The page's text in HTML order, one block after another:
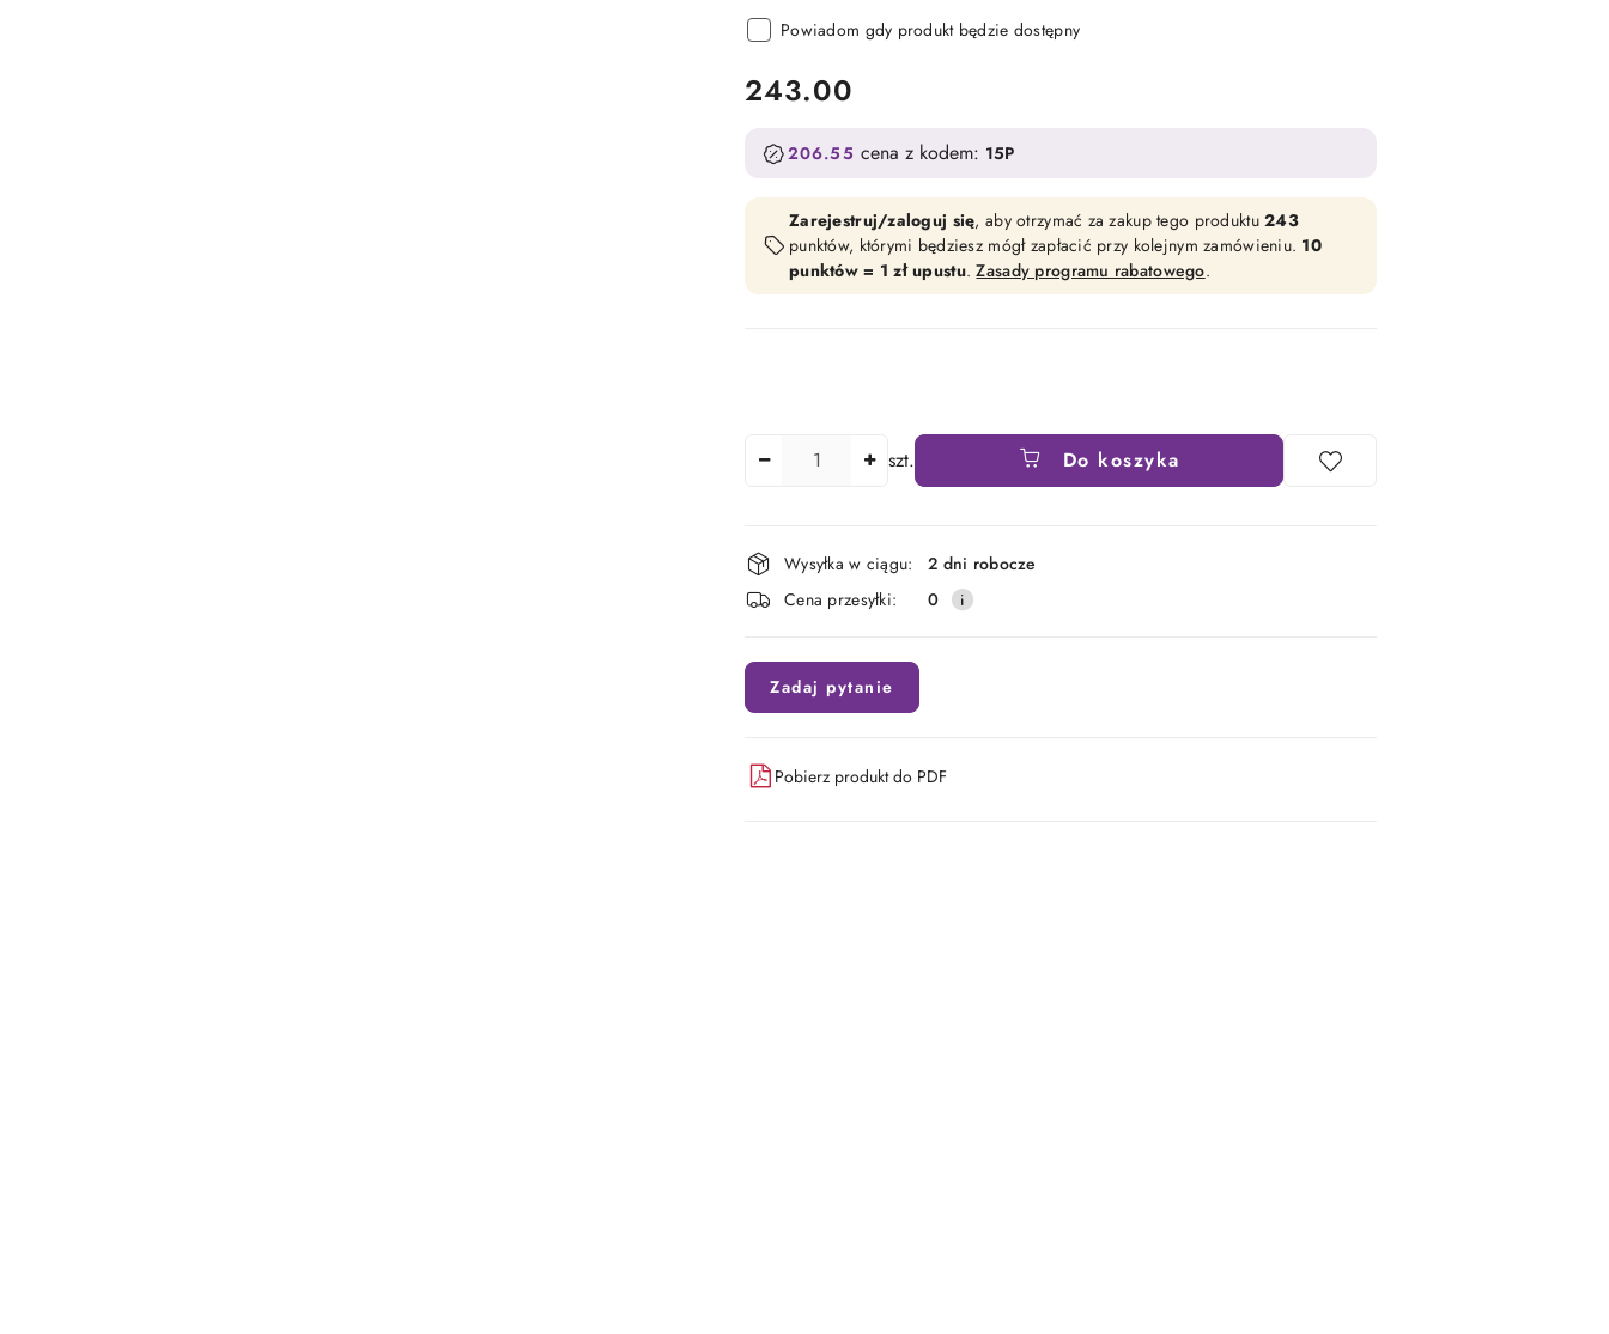
Powiadom gdy produkt będzie dostępny
cena:
243.00
206.55 cena z kodem: 15P
Zarejestruj/zaloguj się, aby otrzymać za zakup tego produktu243
punktów, którymi będziesz mógł zapłacić przy kolejnym zamówieniu. 10
punktów = 1 zł upustu.Zasady programu rabatowego.
szt. Do koszyka
Dostępność
i
dostawa
Wysyłka w ciągu:
2 dni robocze
Cena przesyłki:
0
Zadaj pytanie
Pobierz produkt do PDF